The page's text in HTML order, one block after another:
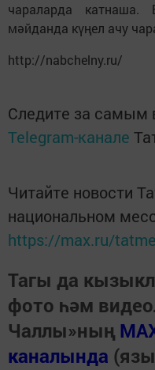
чараларда
мәйданда күңел ачу
http://nabchelny.ru/
Следите за
Telegram-канале
Читайте новости
национальном
https://max.ru/
Тагы да
фото һәм
Чаллы»ның
каналында